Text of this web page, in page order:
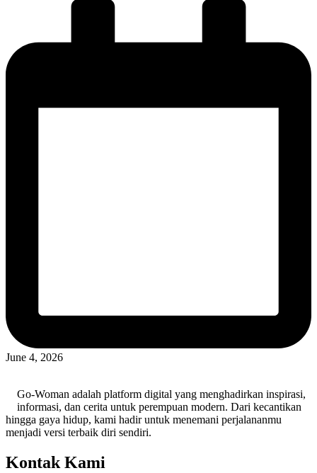
June 4, 2026
Go-Woman adalah platform digital yang menghadirkan inspirasi,
informasi, dan cerita untuk perempuan modern. Dari kecantikan
hingga gaya hidup, kami hadir untuk menemani perjalananmu
menjadi versi terbaik diri sendiri.
Kontak Kami